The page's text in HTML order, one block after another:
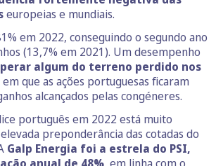
europeias e mundiais.
em 2022, conseguindo o segundo ano
(13,7% em 2021). Um desempenho
algum do terreno perdido nos
em que as ações portuguesas ficaram
alcançados pelas congéneres.
português em 2022 está muito
preponderância das cotadas do
Galp Energia foi a estrela do PSI,
anual de 48% , em linha com o